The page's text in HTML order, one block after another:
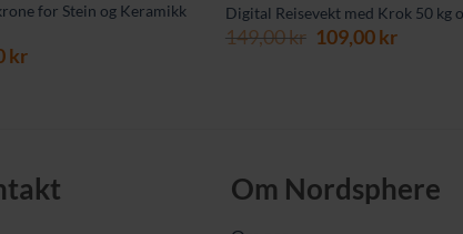
for Stein og Keramikk
krNåværende
Digital Reisevekt med Krok 50 kg
149,00kr Opprinnelig
109,00kr
Om Nordsphere